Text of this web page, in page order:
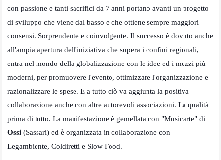
con passione e tanti sacrifici da 7 anni portano avanti un progetto
di sviluppo che viene dal basso e che ottiene sempre maggiori
consensi. Sorprendente e coinvolgente. Il successo è dovuto anche
all'ampia apertura dell'iniziativa che supera i confini regionali,
entra nel mondo della globalizzazione con le idee ed i mezzi più
moderni, per promuovere l'evento, ottimizzare l'organizzazione e
razionalizzare le spese. E a tutto ciò va aggiunta la positiva
collaborazione anche con altre autorevoli associazioni. La qualità
prima di tutto. La manifestazione è gemellata con "Musicarte" di
Ossi (Sassari) ed è organizzata in collaborazione con
Legambiente, Coldiretti e Slow Food.